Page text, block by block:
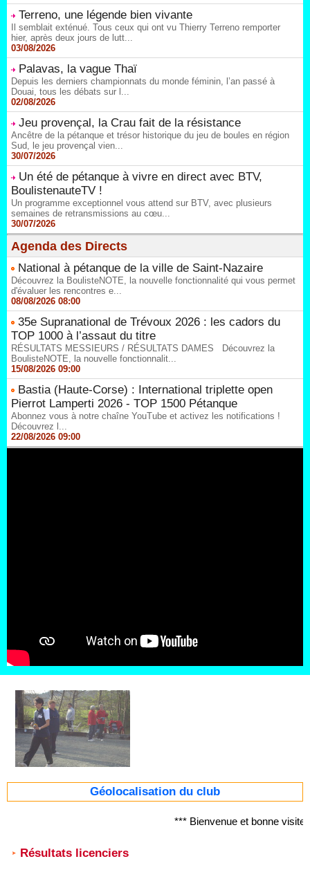
Géolocalisation du club
*** Bienvenue et bonne visite
Résultats licenciers
Terreno, une légende bien vivante
Il semblait exténué. Tous ceux qui ont vu Thierry Terreno remporter
hier, après deux jours de lutt...
03/08/2026
Palavas, la vague Thaï
Depuis les derniers championnats du monde féminin, l’an passé à
Douai, tous les débats sur l...
02/08/2026
Jeu provençal, la Crau fait de la résistance
Ancêtre de la pétanque et trésor historique du jeu de boules en région
Sud, le jeu provençal vien...
30/07/2026
Un été de pétanque à vivre en direct avec BTV,
BoulistenauteTV !
Un programme exceptionnel vous attend sur BTV, avec plusieurs
semaines de retransmissions au cœu...
30/07/2026
Agenda des Directs
National à pétanque de la ville de Saint-Nazaire
Découvrez la BoulisteNOTE, la nouvelle fonctionnalité qui vous permet
d'évaluer les rencontres e...
08/08/2026 08:00
35e Supranational de Trévoux 2026 : les cadors du
TOP 1000 à l’assaut du titre
RÉSULTATS MESSIEURS / RÉSULTATS DAMES Découvrez la
BoulisteNOTE, la nouvelle fonctionnalit...
15/08/2026 09:00
Bastia (Haute-Corse) : International triplette open
Pierrot Lamperti 2026 - TOP 1500 Pétanque
Abonnez vous à notre chaîne YouTube et activez les notifications !
Découvrez l...
22/08/2026 09:00